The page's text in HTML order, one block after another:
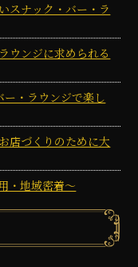
スナック・バー・ラ
ウンジに求められる
・ラウンジで楽し
店づくりのために大
・地域密着～